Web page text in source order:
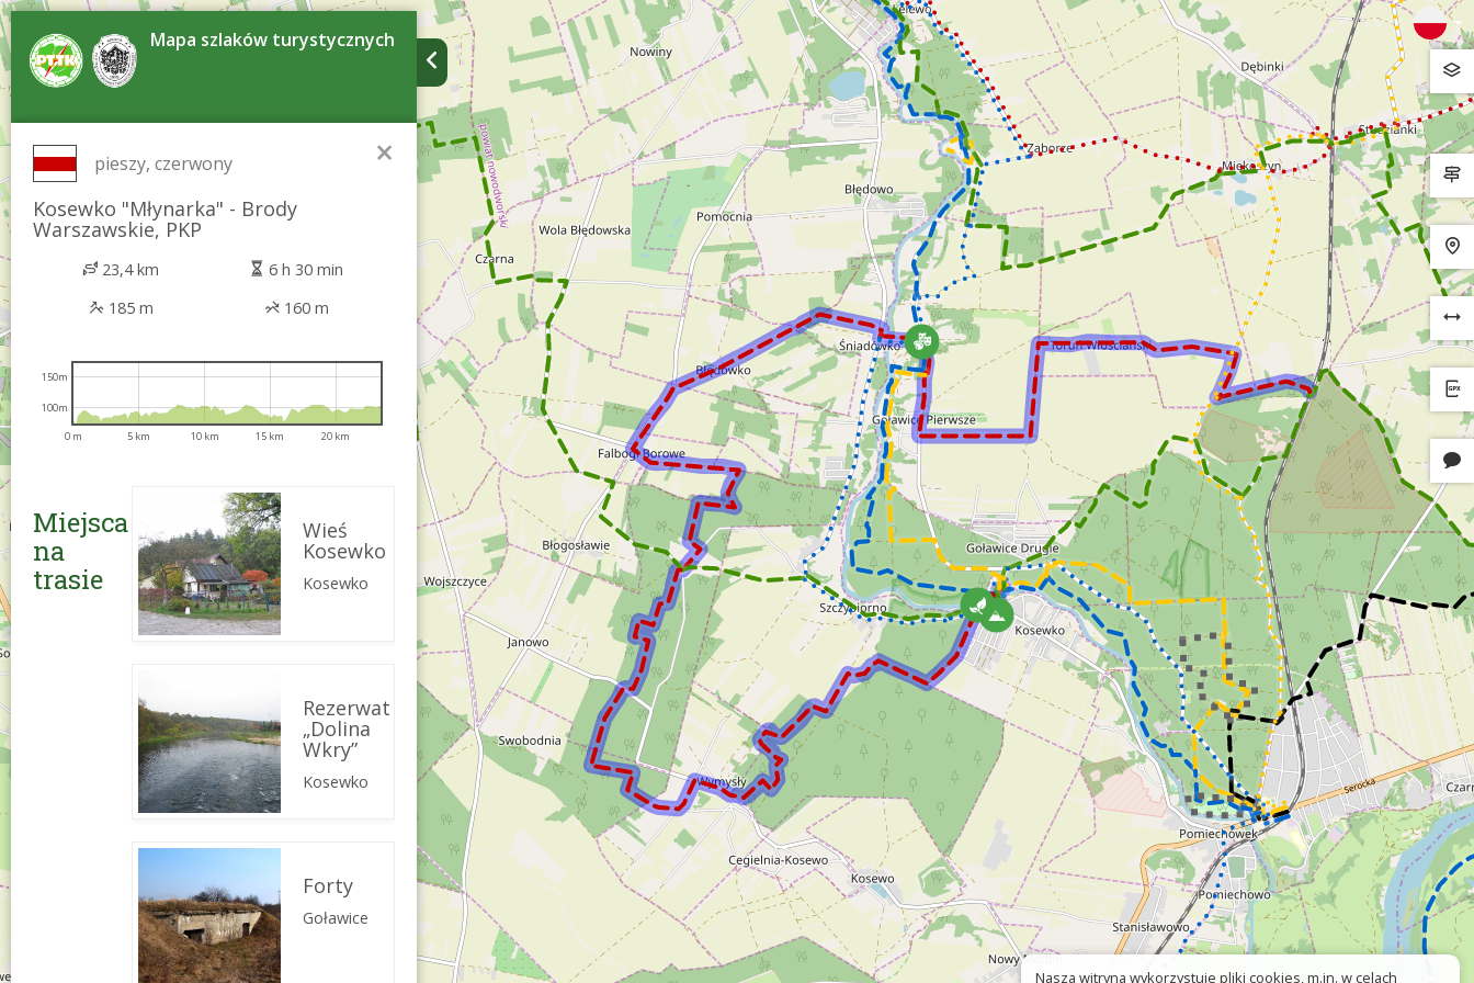
Mapa szlaków turystycznych
×
pieszy, czerwony
Kosewko "Młynarka" - Brody
Warszawskie, PKP
23,4 km
6 h 30 min
185 m
160 m
0 m 5 km 10 km 15 km 20 km
100m
150m
Miejsca
na
trasie
Wieś
Kosewko
Kosewko
Rezerwat
„Dolina
Wkry”
Kosewko
Forty
Goławice
Nasza witryna wykorzystuje pliki cookies, m.in. w celach